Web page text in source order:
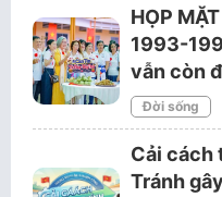
HỌP
1993-
vẫn còn
Đời sống
Cải cách
Tránh